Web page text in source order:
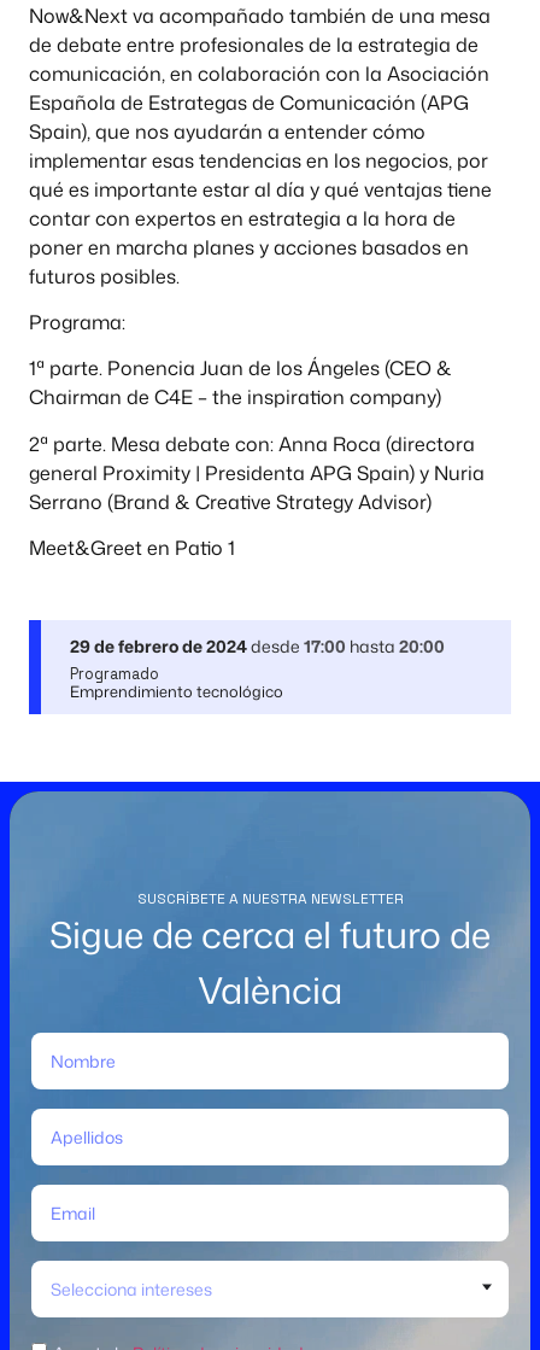
Now&Next va acompañado también de una mesa
de debate entre profesionales de la estrategia de
comunicación, en colaboración con la Asociación
Española de Estrategas de Comunicación (APG
Spain), que nos ayudarán a entender cómo
implementar esas tendencias en los negocios, por
qué es importante estar al día y qué ventajas tiene
contar con expertos en estrategia a la hora de
poner en marcha planes y acciones basados en
futuros posibles.
Programa:
1ª parte. Ponencia Juan de los Ángeles (CEO &
Chairman de C4E – the inspiration company)
2ª parte. Mesa debate con: Anna Roca (directora
general Proximity | Presidenta APG Spain) y Nuria
Serrano (Brand & Creative Strategy Advisor)
Meet&Greet en Patio 1
29 de febrero de 2024desde 17:00 hasta 20:00
Programado
Emprendimiento tecnológico
SUSCRÍBETE A NUESTRA NEWSLETTER
Sigue de cerca el futuro de
València
Selecciona intereses